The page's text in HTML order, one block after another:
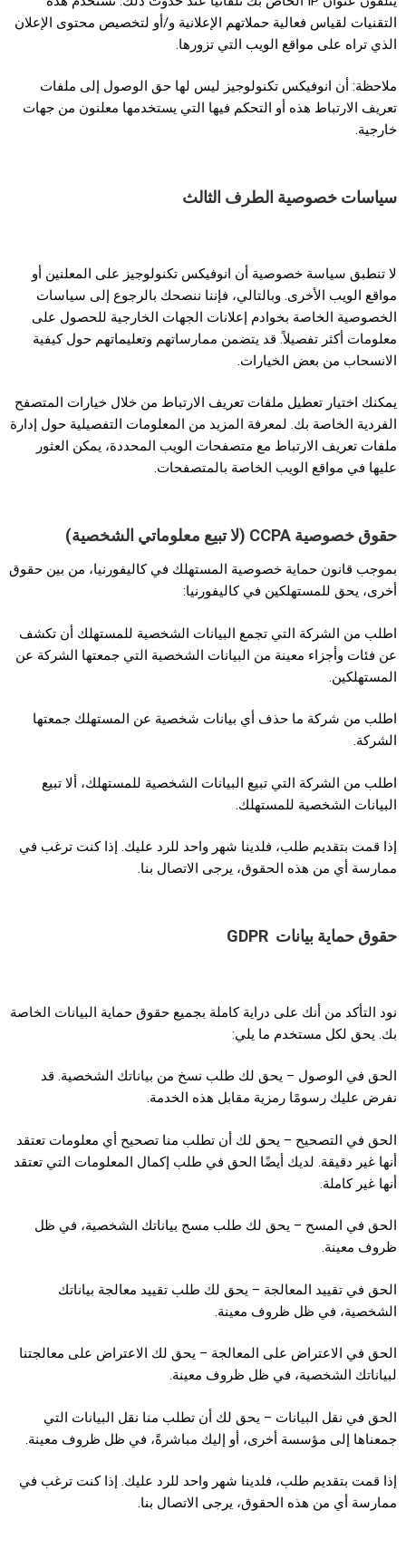
التقنيات لقياس فعالية حملاتهم الإعلانية و/أو لتخصيص محتوى الإعلان
الذي تراه على مواقع الويب التي تزورها.
ملاحظة: أن انوفيكس تكنولوجيز ليس لها حق الوصول إلى ملفات
تعريف الارتباط هذه أو التحكم فيها التي يستخدمها معلنون من جهات
خارجية.
سياسات خصوصية الطرف الثالث
لا تنطبق سياسة خصوصية أن انوفيكس تكنولوجيز على المعلنين أو
مواقع الويب الأخرى. وبالتالي، فإننا ننصحك بالرجوع إلى سياسات
الخصوصية الخاصة بخوادم إعلانات الجهات الخارجية للحصول على
معلومات أكثر تفصيلاً. قد يتضمن ممارساتهم وتعليماتهم حول كيفية
الانسحاب من بعض الخيارات.
يمكنك اختيار تعطيل ملفات تعريف الارتباط من خلال خيارات المتصفح
الفردية الخاصة بك. لمعرفة المزيد من المعلومات التفصيلية حول إدارة
ملفات تعريف الارتباط مع متصفحات الويب المحددة، يمكن العثور
عليها في مواقع الويب الخاصة بالمتصفحات.
حقوق خصوصية (لا تبيع معلوماتي الشخصية)
بموجب قانون حماية خصوصية المستهلك في كاليفورنيا، من بين حقوق
أخرى، يحق للمستهلكين في كاليفورنيا:
اطلب من الشركة التي تجمع البيانات الشخصية للمستهلك أن تكشف
عن فئات وأجزاء معينة من البيانات الشخصية التي جمعتها الشركة عن
المستهلكين.
اطلب من شركة ما حذف أي بيانات شخصية عن المستهلك جمعتها
الشركة.
اطلب من الشركة التي تبيع البيانات الشخصية للمستهلك، ألا تبيع
البيانات الشخصية للمستهلك.
إذا قمت بتقديم طلب، فلدينا شهر واحد للرد عليك. إذا كنت ترغب في
ممارسة أي من هذه الحقوق، يرجى الاتصال بنا.
حقوق حماية بيانات
نود التأكد من أنك على دراية كاملة بجميع حقوق حماية البيانات الخاصة
بك. يحق لكل مستخدم ما يلي:
الحق في الوصول – يحق لك طلب نسخ من بياناتك الشخصية. قد
نفرض عليك رسومًا رمزية مقابل هذه الخدمة.
الحق في التصحيح – يحق لك أن تطلب منا تصحيح أي معلومات تعتقد
أنها غير دقيقة. لديك أيضًا الحق في طلب إكمال المعلومات التي تعتقد
أنها غير كاملة.
الحق في المسح – يحق لك طلب مسح بياناتك الشخصية، في ظل
ظروف معينة.
الحق في تقييد المعالجة – يحق لك طلب تقييد معالجة بياناتك
الشخصية، في ظل ظروف معينة.
الحق في الاعتراض على المعالجة – يحق لك الاعتراض على معالجتنا
لبياناتك الشخصية، في ظل ظروف معينة.
الحق في نقل البيانات – يحق لك أن تطلب منا نقل البيانات التي
جمعناها إلى مؤسسة أخرى، أو إليك مباشرةً، في ظل ظروف معينة.
إذا قمت بتقديم طلب، فلدينا شهر واحد للرد عليك. إذا كنت ترغب في
ممارسة أي من هذه الحقوق، يرجى الاتصال بنا.